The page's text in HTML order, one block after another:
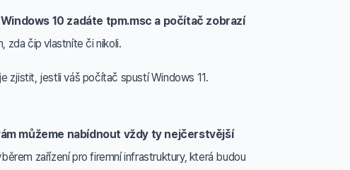
10 zadáte tpm.msc a počítač zobrazí
zda čip vlastníte či nikoli.
zjistit, jestli váš počítač spustí Windows 11.
můžeme nabídnout vždy ty nejčerstvější
zařízení pro firemní infrastruktury, která budou